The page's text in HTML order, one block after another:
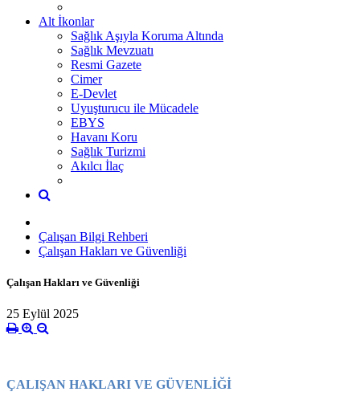
Alt İkonlar
Sağlık Aşıyla Koruma Altında
Sağlık Mevzuatı
Resmi Gazete
Cimer
E-Devlet
Uyuşturucu ile Mücadele
EBYS
Havanı Koru
Sağlık Turizmi
Akılcı İlaç
Çalışan Bilgi Rehberi
Çalışan Hakları ve Güvenliği
Çalışan Hakları ve Güvenliği
25 Eylül 2025
ÇALIŞAN HAKLARI VE GÜVENLİĞİ